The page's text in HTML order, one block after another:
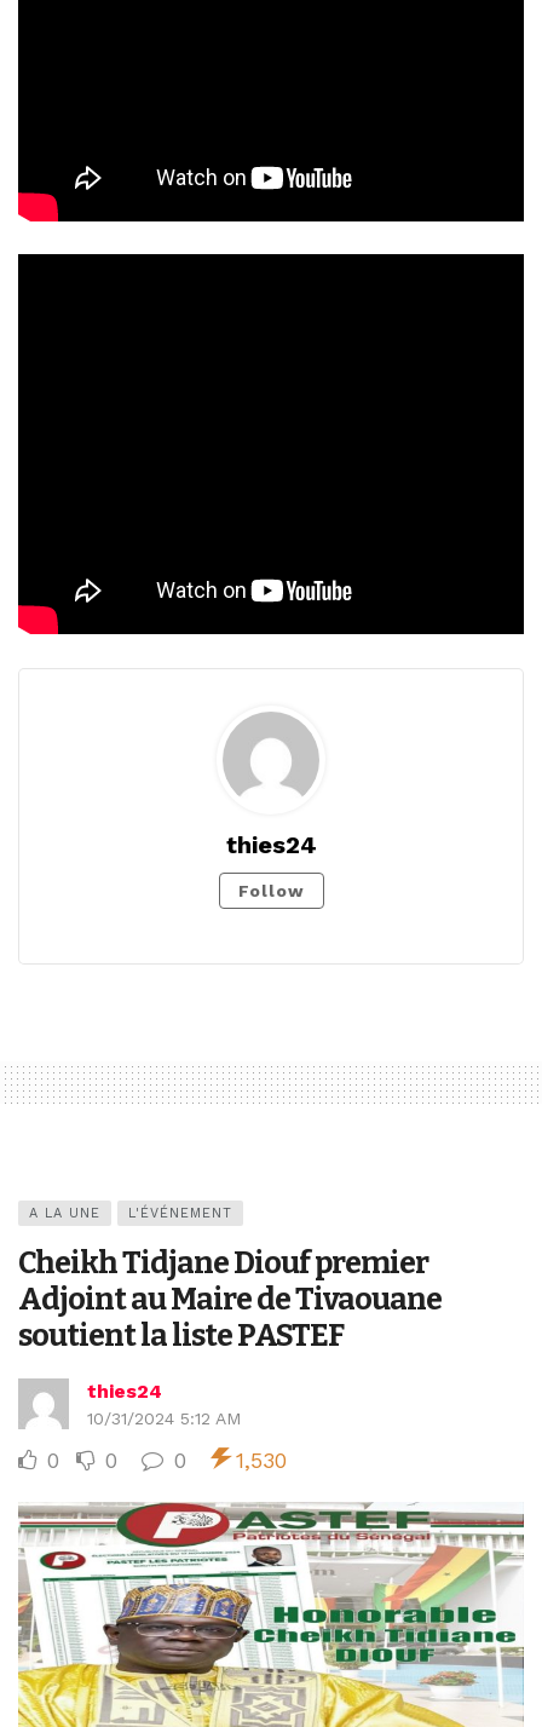
thies24
Follow
A LA UNE L'ÉVÉNEMENT
Cheikh Tidjane Diouf premier
Adjoint au Maire de Tivaouane
soutient la liste PASTEF
thies24
10/31/2024 5:12 AM
0 0 0 1,530